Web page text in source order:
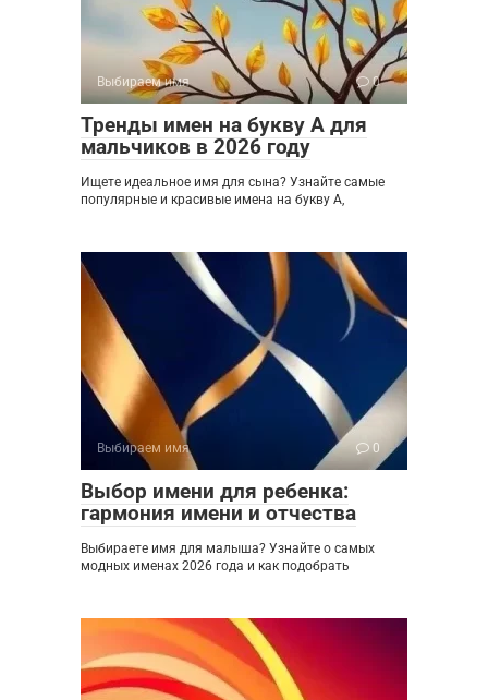
Выбираем имя 0
Тренды имен на букву А для
мальчиков в 2026 году
Ищете идеальное имя для сына? Узнайте самые
популярные и красивые имена на букву А,
Выбираем имя 0
Выбор имени для ребенка:
гармония имени и отчества
Выбираете имя для малыша? Узнайте о самых
модных именах 2026 года и как подобрать